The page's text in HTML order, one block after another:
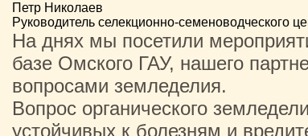
Петр Николаев
Руководитель селекционно-семеноводческого
На днях мы посетили
базе Омского ГАУ, нашего
вопросами земледелия.
Вопрос органического
устойчивых к болезням и